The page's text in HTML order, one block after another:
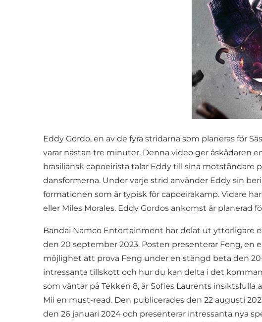
Eddy Gordo, en av de fyra stridarna som planeras för
varar nästan tre minuter. Denna video ger åskådaren
brasiliansk capoeirista talar Eddy till sina
dansformerna. Under varje strid använder Eddy sin
formationen som är typisk för capoeirakamp. Vidare
eller Miles Morales. Eddy Gordos ankomst är
Bandai Namco Entertainment har delat ut ytterligare
den 20 september 2023. Posten presenterar Feng, en
möjlighet att prova Feng under en stängd beta den
intressanta tillskott och hur du kan delta i det
som väntar på Tekken 8, är Sofies Laurents
Mii en must-read. Den publicerades den 22 augusti
den 26 januari 2024 och presenterar intressanta nya